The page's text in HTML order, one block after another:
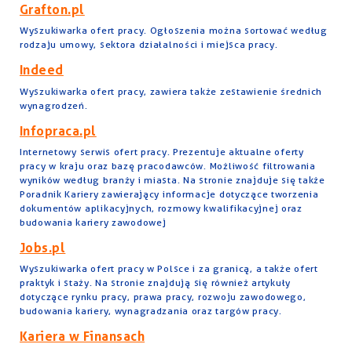
Grafton.pl
Wyszukiwarka ofert pracy. Ogłoszenia można sortować według
rodzaju umowy, sektora działalności i miejsca pracy.
Indeed
Wyszukiwarka ofert pracy, zawiera także zestawienie średnich
wynagrodzeń.
Infopraca.pl
Internetowy serwis ofert pracy. Prezentuje aktualne oferty
pracy w kraju oraz bazę pracodawców. Możliwość filtrowania
wyników według branży i miasta. Na stronie znajduje się także
Poradnik Kariery zawierający informacje dotyczące tworzenia
dokumentów aplikacyjnych, rozmowy kwalifikacyjnej oraz
budowania kariery zawodowej
Jobs.pl
Wyszukiwarka ofert pracy w Polsce i za granicą, a także ofert
praktyk i staży. Na stronie znajdują się również artykuły
dotyczące rynku pracy, prawa pracy, rozwoju zawodowego,
budowania kariery, wynagradzania oraz targów pracy.
Kariera w Finansach